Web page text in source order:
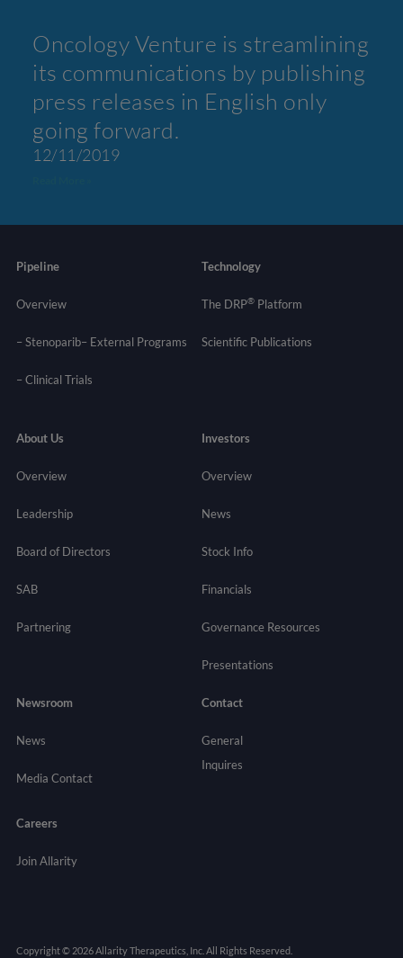
Oncology Venture is streamlining
its communications by publishing
press releases in English only
going forward.
12/11/2019
Pipeline
Overview
– Stenoparib– External Programs
–Clinical Trials
Technology
The DRP® Platform
Scientific Publications
About Us
Overview
Leadership
Board of Directors
SAB
Partnering
Investors
Overview
News
Stock Info
Financials
Governance Resources
Presentations
Newsroom
News
Media Contact
Contact
General
Inquires
Careers
Join Allarity
Copyright © 2026 Allarity Therapeutics, Inc. All Rights Reserved.